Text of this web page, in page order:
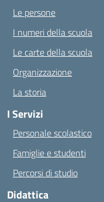
Le persone
I numeri della scuola
Le carte della scuola
Organizzazione
La storia
I Servizi
Personale scolastico
Famiglie e studenti
Percorsi di studio
Didattica